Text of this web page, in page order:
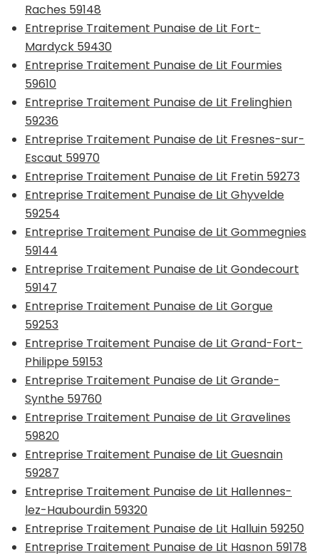
Raches 59148
Entreprise Traitement Punaise de Lit Fort-
Mardyck 59430
Entreprise Traitement Punaise de Lit Fourmies
59610
Entreprise Traitement Punaise de Lit Frelinghien
59236
Entreprise Traitement Punaise de Lit Fresnes-sur-
Escaut 59970
Entreprise Traitement Punaise de Lit Fretin 59273
Entreprise Traitement Punaise de Lit Ghyvelde
59254
Entreprise Traitement Punaise de Lit Gommegnies
59144
Entreprise Traitement Punaise de Lit Gondecourt
59147
Entreprise Traitement Punaise de Lit Gorgue
59253
Entreprise Traitement Punaise de Lit Grand-Fort-
Philippe 59153
Entreprise Traitement Punaise de Lit Grande-
Synthe 59760
Entreprise Traitement Punaise de Lit Gravelines
59820
Entreprise Traitement Punaise de Lit Guesnain
59287
Entreprise Traitement Punaise de Lit Hallennes-
lez-Haubourdin 59320
Entreprise Traitement Punaise de Lit Halluin 59250
Entreprise Traitement Punaise de Lit Hasnon 59178